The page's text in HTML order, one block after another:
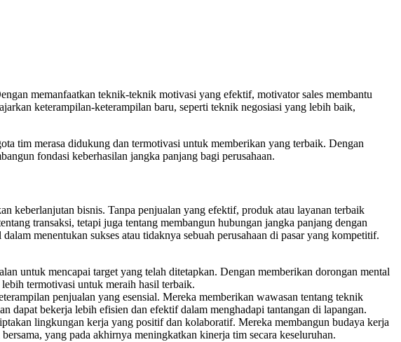
memanfaatkan teknik-teknik motivasi yang efektif, motivator sales membantu
keterampilan-keterampilan baru, seperti teknik negosiasi yang lebih baik,
tim merasa didukung dan termotivasi untuk memberikan yang terbaik. Dengan
fondasi keberhasilan jangka panjang bagi perusahaan.
keberlanjutan bisnis. Tanpa penjualan yang efektif, produk atau layanan terbaik
transaksi, tetapi juga tentang membangun hubungan jangka panjang dengan
menentukan sukses atau tidaknya sebuah perusahaan di pasar yang kompetitif.
untuk mencapai target yang telah ditetapkan. Dengan memberikan dorongan mental
termotivasi untuk meraih hasil terbaik.
penjualan yang esensial. Mereka memberikan wawasan tentang teknik
dapat bekerja lebih efisien dan efektif dalam menghadapi tantangan di lapangan.
lingkungan kerja yang positif dan kolaboratif. Mereka membangun budaya kerja
yang pada akhirnya meningkatkan kinerja tim secara keseluruhan.